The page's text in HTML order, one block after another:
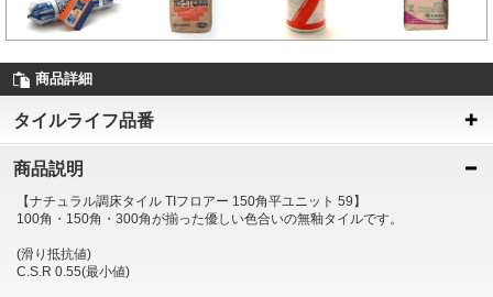
商品詳細
タイルライフ品番
商品説明
【ナチュラル調床タイル TIフロアー 150角平ユニット 59】
100角・150角・300角が揃った優しい色合いの無釉タイルです。
(滑り抵抗値)
C.S.R 0.55(最小値)